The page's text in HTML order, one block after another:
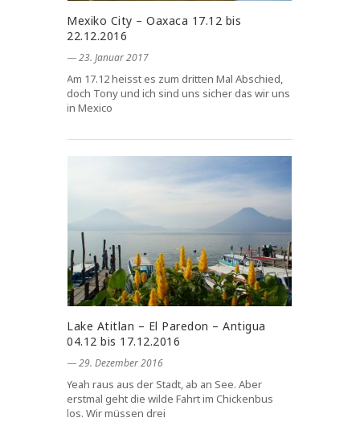
Mexiko City – Oaxaca 17.12 bis
22.12.2016
― 23. Januar 2017
Am 17.12 heisst es zum dritten Mal Abschied,
doch Tony und ich sind uns sicher das wir uns
in Mexico
Lake Atitlan – El Paredon – Antigua
04.12 bis 17.12.2016
― 29. Dezember 2016
Yeah raus aus der Stadt, ab an See. Aber
erstmal geht die wilde Fahrt im Chickenbus
los. Wir müssen drei